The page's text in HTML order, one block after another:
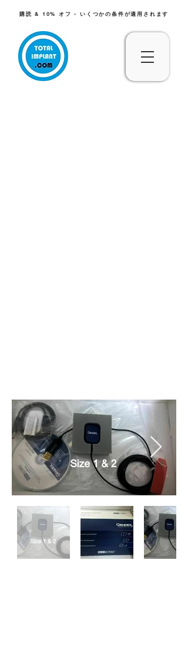
購読 & 10% オフ - いくつかの条件が適用されます